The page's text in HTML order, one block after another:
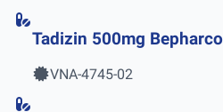
Tadizin 500mg Bepharco
VNA-4745-02